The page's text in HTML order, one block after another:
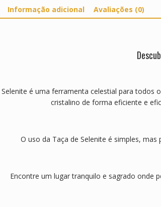
Informação adicional Avaliações (0)
é uma ferramenta celestial para todos
cristalino de forma eficiente e
O uso da Taça de Selenite é simples,
Encontre um lugar tranquilo e sagrado onde